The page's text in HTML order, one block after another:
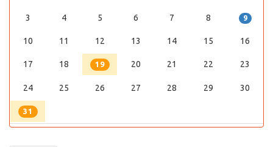
3 4 5 6 7 8 9
10 11 12 13 14 15 16
17 18 19 20 21 22 23
24 25 26 27 28 29 30
31